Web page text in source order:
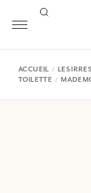
ACCUEIL LES
TOILETTE